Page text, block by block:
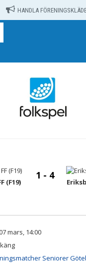
HANDLA
(F19)
1 - 4
mars, 14:00
Seniorer